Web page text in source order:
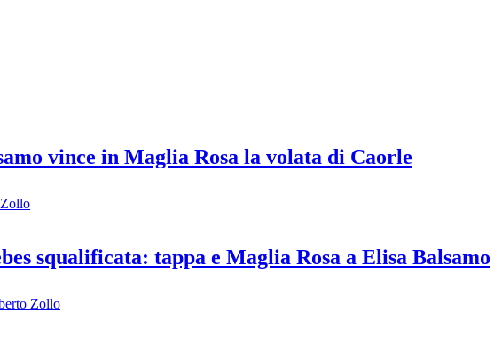
vince in Maglia Rosa la volata di Caorle
squalificata: tappa e Maglia Rosa a Elisa Balsamo
Zollo